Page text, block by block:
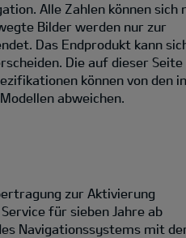
Alle Zahlen können sich
Bilder werden nur zur
Das Endprodukt kann
Die auf dieser Seite
können von den in
abweichen.
zur Aktivierung
für sieben Jahre ab
Navigationssystems mit